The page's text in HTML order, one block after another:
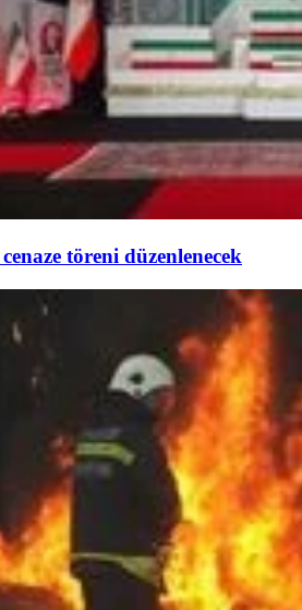
töreni düzenlenecek